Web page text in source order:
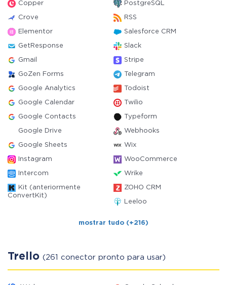
Copper PostgreSQL
Crove RSS
Elementor Salesforce CRM
GetResponse Slack
Gmail Stripe
GoZen Forms Telegram
Google Analytics Todoist
Google Calendar Twilio
Google Contacts Typeform
Google Drive Webhooks
Google Sheets Wix
Instagram WooCommerce
Intercom Wrike
Kit (anteriormente
ConvertKit)
ZOHO CRM
Leeloo
mostrar tudo (+216)
Trello (261 conector pronto para usar)